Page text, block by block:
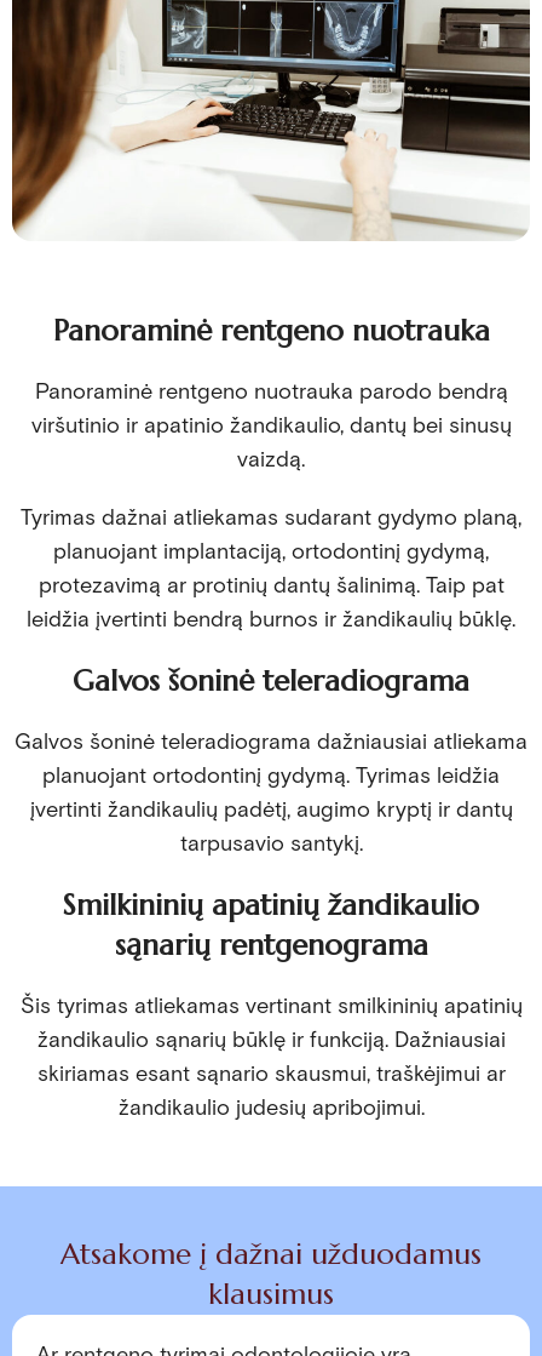
Panoraminė rentgeno nuotrauka
Panoraminė rentgeno nuotrauka parodo bendrą
viršutinio ir apatinio žandikaulio, dantų bei sinusų
vaizdą.
Tyrimas dažnai atliekamas sudarant gydymo planą,
planuojant implantaciją, ortodontinį gydymą,
protezavimą ar protinių dantų šalinimą. Taip pat
leidžia įvertinti bendrą burnos ir žandikaulių būklę.
Galvos šoninė teleradiograma
Galvos šoninė teleradiograma dažniausiai atliekama
planuojant ortodontinį gydymą. Tyrimas leidžia
įvertinti žandikaulių padėtį, augimo kryptį ir dantų
tarpusavio santykį.
Smilkininių apatinių žandikaulio
sąnarių rentgenograma
Šis tyrimas atliekamas vertinant smilkininių apatinių
žandikaulio sąnarių būklę ir funkciją. Dažniausiai
skiriamas esant sąnario skausmui, traškėjimui ar
žandikaulio judesių apribojimui.
Atsakome į dažnai užduodamus
klausimus